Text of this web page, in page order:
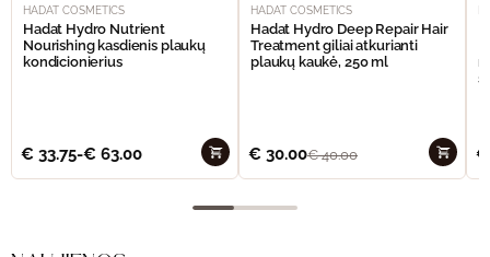
HADAT COSMETICS
Hadat Hydro Nutrient
Nourishing kasdienis plaukų
kondicionierius
€ 33.75-€ 63.00
HADAT COSMETICS
Hadat Hydro Deep Repair Hair
Treatment giliai atkurianti
plaukų kaukė, 250 ml
€ 30.00€40.00 €